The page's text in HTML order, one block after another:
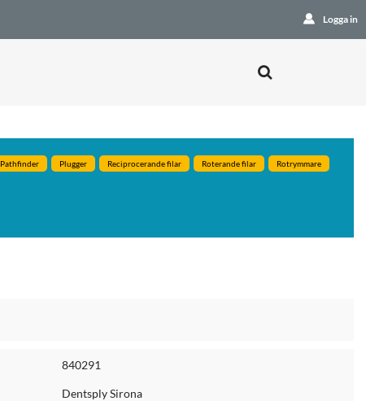
Logga in
Pathfinder Plugger Reciprocerande filar Roterande filar Rotrymmare
840291
Dentsply Sirona